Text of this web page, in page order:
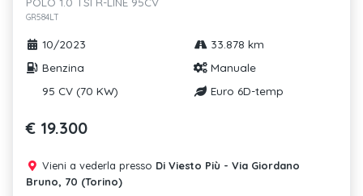
GR584LT
10/2023
33.878 km
Benzina
Manuale
95 CV (70 KW)
Euro 6D-temp
€ 19.300
Vieni a vederla presso Di Viesto Più - Via Giordano
Bruno, 70 (Torino)